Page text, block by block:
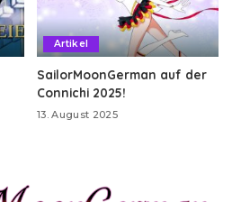
Artikel
SailorMoonGerman auf der
Connichi 2025!
13. August 2025